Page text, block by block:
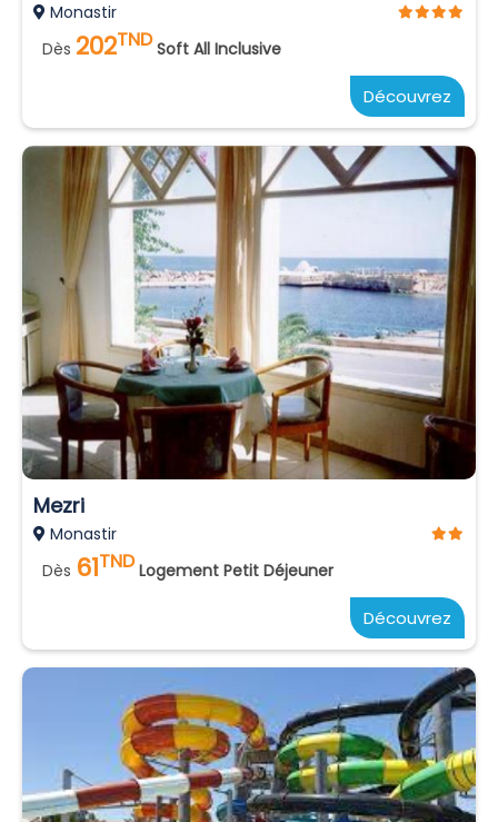
Monastir
Dès 202TND Soft All Inclusive
Découvrez
Mezri
Monastir
Dès 61TND Logement Petit Déjeuner
Découvrez